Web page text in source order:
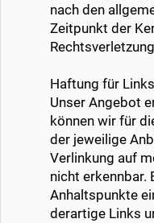
nach den
Zeitpunkt der
Haftung für Links
Unser Angebot
können wir für
der jeweilige
Verlinkung auf
nicht erkennbar.
Anhaltspunkte
derartige Links